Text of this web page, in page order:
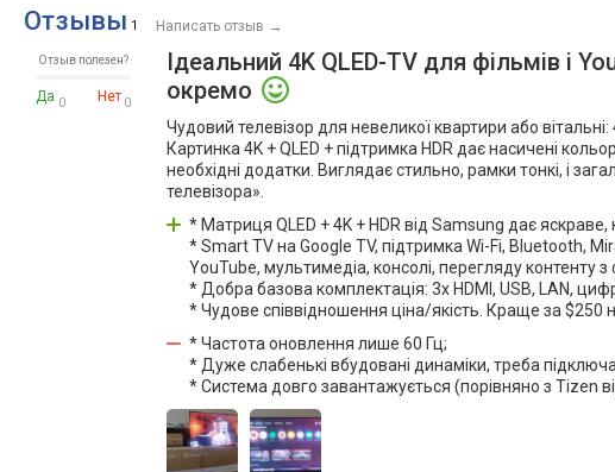
Отзывы 1 Написать отзыв →
Отзыв полезен?
Да 0 Нет 0
Ідеальний 4K QLED-TV для фільмів і
окремо
Чудовий телевізор для невеликої квартири або
Картинка 4K + QLED + підтримка HDR дає насичені
необхідні додатки. Виглядає стильно, рамки тонкі, і
телевізора».
* Матриця QLED + 4K + HDR від Samsung дає
* Smart TV на Google TV, підтримка Wi-Fi, Bluetooth,
YouTube, мультимедіа, консолі, перегляду контенту
* Добра базова комплектація: 3x HDMI, USB, LAN,
* Чудове співвідношення ціна/якість. Краще за $250
* Частота оновлення лише 60 Гц;
* Дуже слабенькі вбудовані динаміки, треба
* Система довго завантажується (порівняно з Tizen